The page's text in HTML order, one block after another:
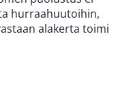
hurraahuutoihin,
alakerta toimi